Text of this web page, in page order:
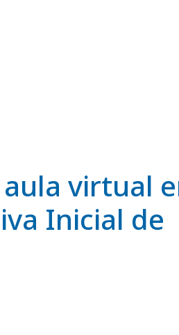
virtual
Inicial de